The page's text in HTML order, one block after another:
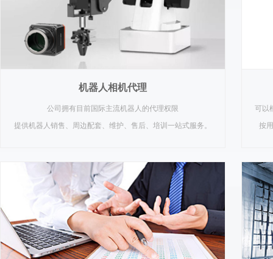
机器人相机代理
公司拥有目前国际主流机器人的代理权限
提供机器人销售、周边配套、维护、售后、培训一站式服务。
可以
按